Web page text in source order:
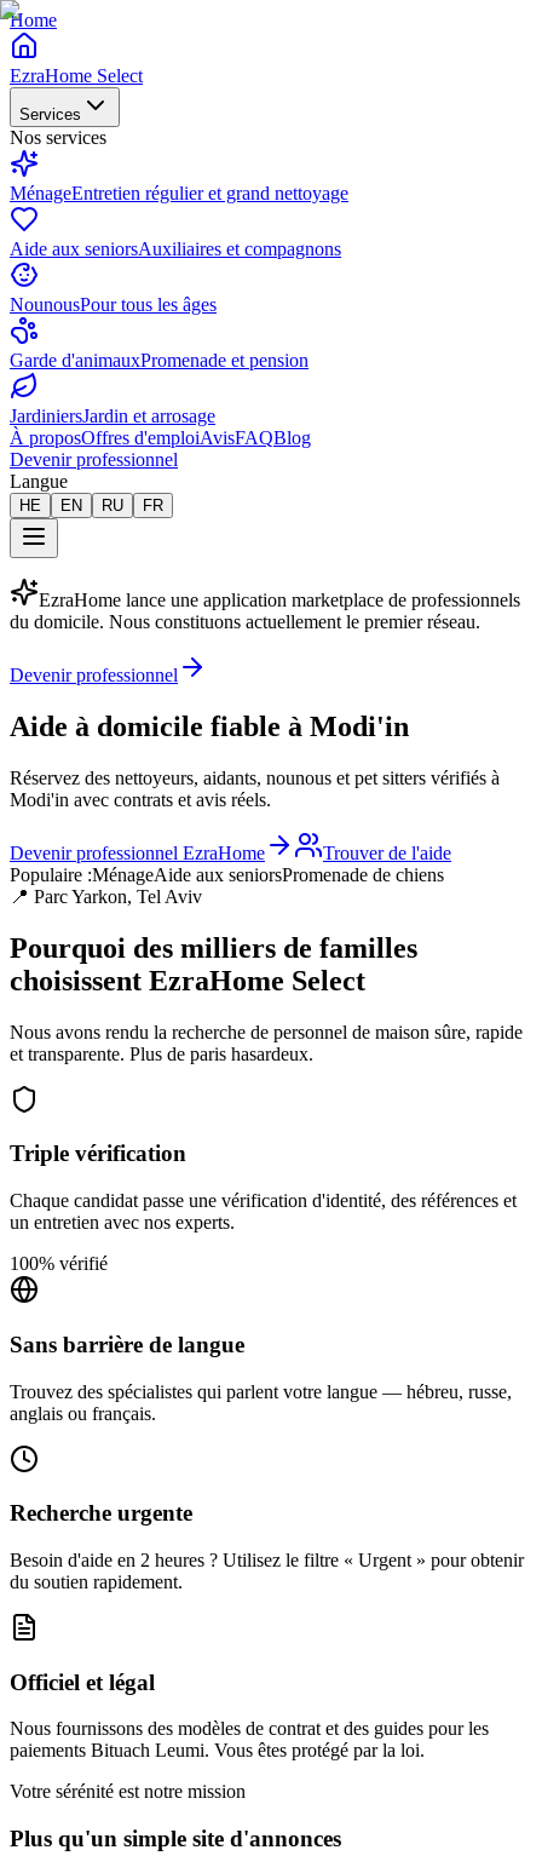
Home
EzraHome Select
Services
Nos services
MénageEntretien régulier et grand nettoyage
Aide aux seniorsAuxiliaires et compagnons
NounousPour tous les âges
Garde d'animauxPromenade et pension
JardiniersJardin et arrosage
À proposOffres d'emploiAvisFAQBlog
Devenir professionnel
Langue
HE EN RU FR
EzraHome lance une application marketplace de professionnels
du domicile. Nous constituons actuellement le premier réseau.
Devenir professionnel
Aide à domicile fiable à Modi'in
Réservez des nettoyeurs, aidants, nounous et pet sitters vérifiés à
Modi'in avec contrats et avis réels.
Devenir professionnel EzraHome
Trouver de l'aide
Populaire :MénageAide aux seniorsPromenade de chiens
📍 Parc Yarkon, Tel Aviv
Pourquoi des milliers de familles
choisissent EzraHome Select
Nous avons rendu la recherche de personnel de maison sûre, rapide
et transparente. Plus de paris hasardeux.
Triple vérification
Chaque candidat passe une vérification d'identité, des références et
un entretien avec nos experts.
100% vérifié
Sans barrière de langue
Trouvez des spécialistes qui parlent votre langue — hébreu, russe,
anglais ou français.
Recherche urgente
Besoin d'aide en 2 heures ? Utilisez le filtre « Urgent » pour obtenir
du soutien rapidement.
Officiel et légal
Nous fournissons des modèles de contrat et des guides pour les
paiements Bituach Leumi. Vous êtes protégé par la loi.
Votre sérénité est notre mission
Plus qu'un simple site d'annonces